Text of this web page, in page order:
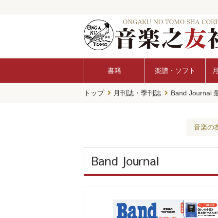
書籍 楽譜・ソフト
トップ 月刊誌・季刊誌 Band Journal
音楽の
Band Journal